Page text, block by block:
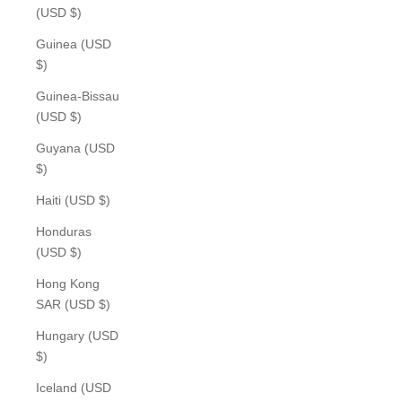
(USD $)
Guinea (USD
$)
Guinea-Bissau
(USD $)
Guyana (USD
$)
Haiti (USD $)
Honduras
(USD $)
Hong Kong
SAR (USD $)
Hungary (USD
$)
Iceland (USD